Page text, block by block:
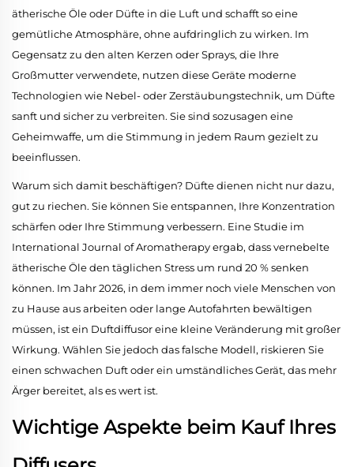
ätherische Öle oder Düfte in die Luft und schafft so eine
gemütliche Atmosphäre, ohne aufdringlich zu wirken. Im
Gegensatz zu den alten Kerzen oder Sprays, die Ihre
Großmutter verwendete, nutzen diese Geräte moderne
Technologien wie Nebel- oder Zerstäubungstechnik, um Düfte
sanft und sicher zu verbreiten. Sie sind sozusagen eine
Geheimwaffe, um die Stimmung in jedem Raum gezielt zu
beeinflussen.
Warum sich damit beschäftigen? Düfte dienen nicht nur dazu,
gut zu riechen. Sie können Sie entspannen, Ihre Konzentration
schärfen oder Ihre Stimmung verbessern. Eine Studie im
International Journal of Aromatherapy ergab, dass vernebelte
ätherische Öle den täglichen Stress um rund 20 % senken
können. Im Jahr 2026, in dem immer noch viele Menschen von
zu Hause aus arbeiten oder lange Autofahrten bewältigen
müssen, ist ein Duftdiffusor eine kleine Veränderung mit großer
Wirkung. Wählen Sie jedoch das falsche Modell, riskieren Sie
einen schwachen Duft oder ein umständliches Gerät, das mehr
Ärger bereitet, als es wert ist.
Wichtige Aspekte beim Kauf Ihres